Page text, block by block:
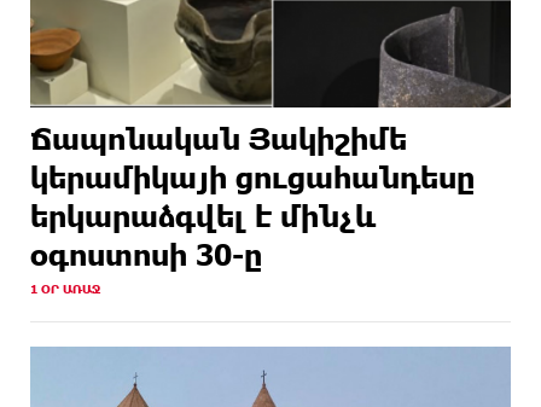
Ճապոնական Յակիշիմե
կերամիկայի ցուցահանդեսը
երկարաձգվել է մինչև
օգոստոսի 30-ը
1 ՕՐ ԱՌԱՋ